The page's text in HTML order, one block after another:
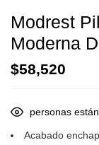
Modrest
Moderna
$58,520
personas
Acabado